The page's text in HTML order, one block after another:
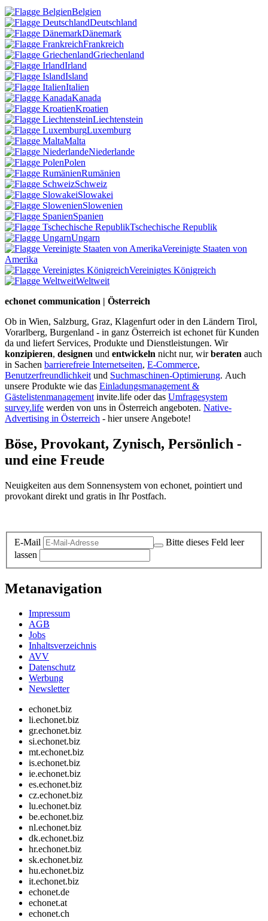
Belgien
Deutschland
Dänemark
Frankreich
Griechenland
Irland
Island
Italien
Kanada
Kroatien
Liechtenstein
Luxemburg
Malta
Niederlande
Polen
Rumänien
Schweiz
Slowakei
Slowenien
Spanien
Tschechische Republik
Ungarn
Vereinigte Staaten von
Amerika
Vereinigtes Königreich
Weltweit
echonet communication | Österreich
Ob in Wien, Salzburg, Graz, Klagenfurt oder in den Ländern Tirol,
Vorarlberg, Burgenland - in ganz Österreich ist echonet für Kunden
da und liefert Services, Produkte und Dienstleistungen. Wir
konzipieren, designen und entwickeln nicht nur, wirberaten auch
in Sachen barrierefreie Internetseiten, E-Commerce,
Benutzerfreundlichkeit und Suchmaschinen-Optimierung. Auch
unsere Produkte wie das Einladungsmanagement &
Gästelistenmanagement invite.life oder das Umfragesystem
survey.life werden von uns in Österreich angeboten. Native-
Advertising in Österreich - hier unsere Angebote!
Böse, Provokant, Zynisch, Persönlich -
und eine Freude
Neuigkeiten aus dem Sonnensystem von echonet, pointiert und
provokant direkt und gratis in Ihr Postfach.
E-Mail
Bitte dieses Feld leer
lassen
Metanavigation
Impressum
AGB
Jobs
Inhaltsverzeichnis
AVV
Datenschutz
Werbung
Newsletter
echonet.biz
li.echonet.biz
gr.echonet.biz
si.echonet.biz
mt.echonet.biz
is.echonet.biz
ie.echonet.biz
es.echonet.biz
cz.echonet.biz
lu.echonet.biz
be.echonet.biz
nl.echonet.biz
dk.echonet.biz
hr.echonet.biz
sk.echonet.biz
hu.echonet.biz
it.echonet.biz
echonet.de
echonet.at
echonet.ch